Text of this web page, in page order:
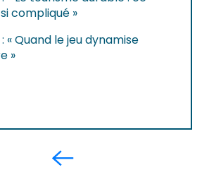
compliqué »
« Quand le jeu dynamise
»